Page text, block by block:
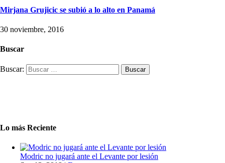
Mirjana Grujicic se subió a lo alto en Panamá
30 noviembre, 2016
Buscar
Buscar:
Lo más Reciente
Modric no jugará ante el Levante por lesión